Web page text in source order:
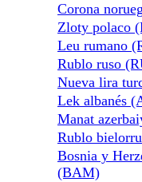
Corona
Zloty polaco
Leu rumano
Rublo ruso
Nueva lira
Lek albanés
Manat
Rublo
Bosnia y
(BAM)